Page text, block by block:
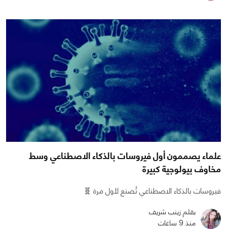
علماء يصممون أول فيروسات بالذكاء الاصطناعي وسط
مخاوف بيولوجية كبيرة
فيروسات بالذكاء الاصطناعي تُصنع لأول مرة 🧬
بقلم زينب شريف
منذ 9 ساعات